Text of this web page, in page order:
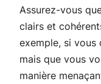
Assurez-vous
clairs et
exemple, si vous
mais que vous
manière